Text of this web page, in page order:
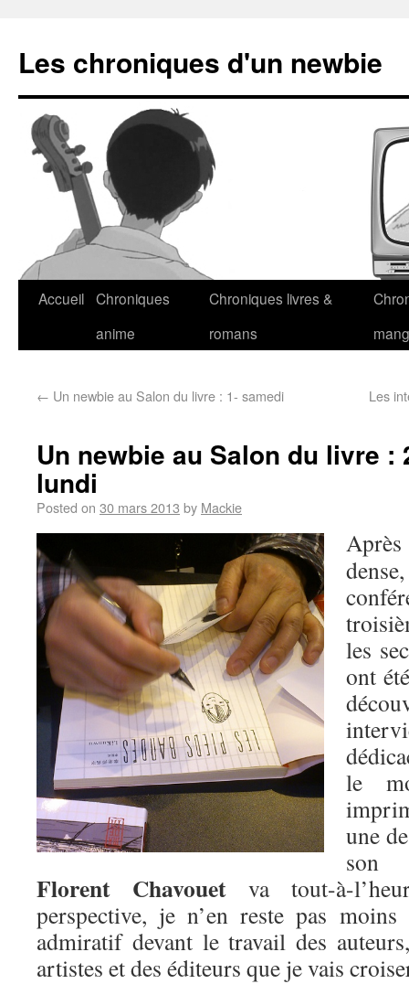
Les chroniques d'un newbie
Accueil Chroniques
anime
Chroniques livres &
romans
← Un newbie au Salon du livre : 1- samedi Les
Un newbie au Salon du livre :
lundi
Posted on 30 mars 2013 by Mackie
les
ont
le
une
son
Florent Chavouet va tout-à-
perspective, je n’en reste pas
admiratif devant le travail des
artistes et des éditeurs que je vais